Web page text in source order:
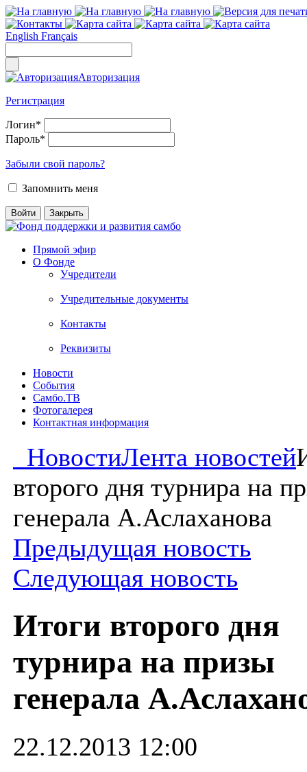
English Français
Авторизация
Регистрация
Логин*
Пароль*
Забыли свой пароль?
Запомнить меня
Прямой эфир
О Фонде
Учредители
Учредительные документы
Контакты
Реквизиты
Новости
События
Самбо.ТВ
Фотогалерея
Контактная информация
НовостиЛента новостей
второго дня турнира на
генерала А.Аслаханова
Предыдущая новость
Следующая новость
Итоги второго дня
турнира на призы
генерала
22.12.2013 12:00